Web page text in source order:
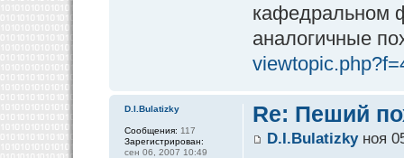
кафедральном
аналогичные
Re: Пеший
D.I.Bulatizkyноя
D.I.Bulatizky
Сообщения: 117
Зарегистрирован:
сен 06, 2007 10:49